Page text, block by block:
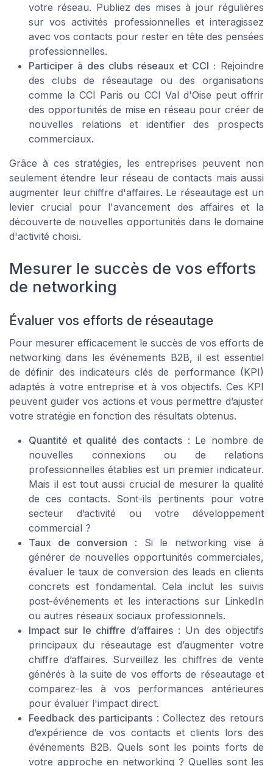
votre réseau. Publiez des mises à jour régulières
sur vos activités professionnelles et interagissez
avec vos contacts pour rester en tête des pensées
professionnelles.
Participer à des clubs réseaux et CCI : Rejoindre
des clubs de réseautage ou des organisations
comme la CCI Paris ou CCI Val d'Oise peut offrir
des opportunités de mise en réseau pour créer de
nouvelles relations et identifier des prospects
commerciaux.
Grâce à ces stratégies, les entreprises peuvent non
seulement étendre leur réseau de contacts mais aussi
augmenter leur chiffre d'affaires. Le réseautage est un
levier crucial pour l'avancement des affaires et la
découverte de nouvelles opportunités dans le domaine
d'activité choisi.
Mesurer le succès de vos efforts
de networking
Évaluer vos efforts de réseautage
Pour mesurer efficacement le succès de vos efforts de
networking dans les événements B2B, il est essentiel
de définir des indicateurs clés de performance (KPI)
adaptés à votre entreprise et à vos objectifs. Ces KPI
peuvent guider vos actions et vous permettre d’ajuster
votre stratégie en fonction des résultats obtenus.
Quantité et qualité des contacts : Le nombre de
nouvelles connexions ou de relations
professionnelles établies est un premier indicateur.
Mais il est tout aussi crucial de mesurer la qualité
de ces contacts. Sont-ils pertinents pour votre
secteur d’activité ou votre développement
commercial ?
Taux de conversion : Si le networking vise à
générer de nouvelles opportunités commerciales,
évaluer le taux de conversion des leads en clients
concrets est fondamental. Cela inclut les suivis
post-événements et les interactions sur LinkedIn
ou autres réseaux sociaux professionnels.
Impact sur le chiffre d’affaires: Un des objectifs
principaux du réseautage est d’augmenter votre
chiffre d’affaires. Surveillez les chiffres de vente
générés à la suite de vos efforts de réseautage et
comparez-les à vos performances antérieures
pour évaluer l'impact direct.
Feedback des participants: Collectez des retours
d’expérience de vos contacts et clients lors des
événements B2B. Quels sont les points forts de
votre approche en networking ? Quelles sont les